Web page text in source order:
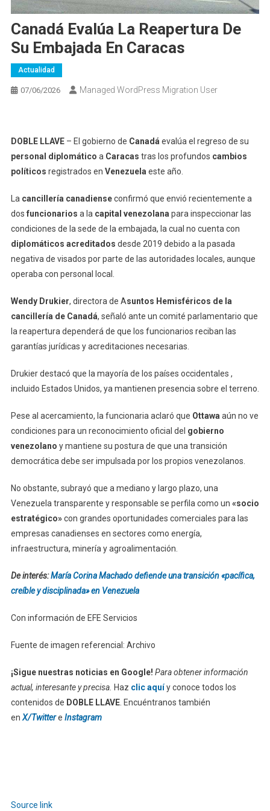
Canadá Evalúa La Reapertura De
Su Embajada En Caracas
Actualidad
07/06/2026 Managed WordPress Migration User
DOBLE LLAVE– El gobierno de Canadá evalúa el regreso de su
personal diplomático a Caracas tras los profundos cambios
políticos registrados en Venezuela este año.
La cancillería canadienseconfirmó que envió recientemente a
dos funcionarios a la capital venezolana para inspeccionar las
condiciones de la sede de la embajada, la cual no cuenta con
diplomáticos acreditados desde 2019 debido a la pasada
negativa de visados por parte de las autoridades locales, aunque
operaba con personal local.
Wendy Drukier, directora de Asuntos Hemisféricos de la
cancillería de Canadá, señaló ante un comité parlamentario que
la reapertura dependerá de que los funcionarios reciban las
garantías jurídicas y acreditaciones necesarias.
Drukier destacó que la mayoría de los países occidentales ,
incluido Estados Unidos, ya mantienen presencia sobre el terreno.
Pese al acercamiento, la funcionaria aclaró que Ottawa aún no ve
condiciones para un reconocimiento oficial del gobierno
venezolano y mantiene su postura de que una transición
democrática debe ser impulsada por los propios venezolanos.
No obstante, subrayó que a mediano y largo plazo, una
Venezuela transparente y responsable se perfila como un «socio
estratégico»con grandes oportunidades comerciales para las
empresas canadienses en sectores como energía,
infraestructura, minería y agroalimentación.
De interés:María Corina Machado defiende una transición «pacífica,
creíble y disciplinada» en Venezuela
Con información de EFE Servicios
Fuente de imagen referencial: Archivo
¡Sigue nuestras noticias en Google! Para obtener información
actual, interesante y precisa. Haz clic aquíy conoce todos los
contenidos de DOBLE LLAVE. Encuéntranos también
en X/Twittere Instagram
Source link